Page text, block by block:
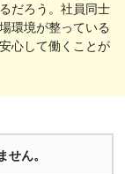
だろう。社員同士
環境が整っている
心して働くことが
ん。